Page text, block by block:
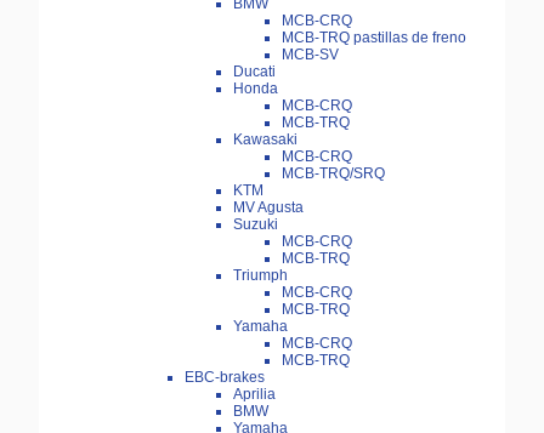
BMW
MCB-CRQ
MCB-TRQ pastillas de freno
MCB-SV
Ducati
Honda
MCB-CRQ
MCB-TRQ
Kawasaki
MCB-CRQ
MCB-TRQ/SRQ
KTM
MV Agusta
Suzuki
MCB-CRQ
MCB-TRQ
Triumph
MCB-CRQ
MCB-TRQ
Yamaha
MCB-CRQ
MCB-TRQ
EBC-brakes
Aprilia
BMW
Yamaha